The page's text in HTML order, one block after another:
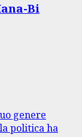
Bi
genere
politica ha